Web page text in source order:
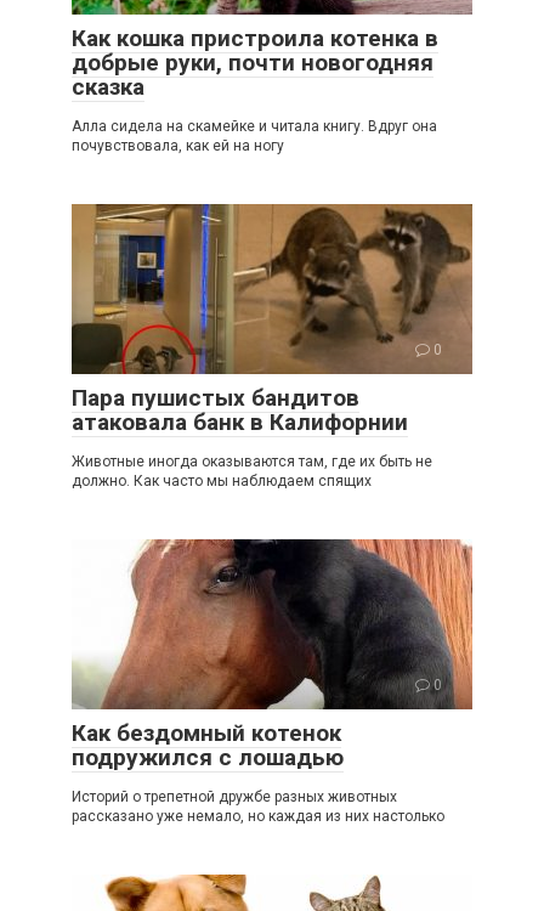
Как кошка пристроила котенка в
добрые руки, почти новогодняя
сказка
Алла сидела на скамейке и читала книгу. Вдруг она
почувствовала, как ей на ногу
0
Пара пушистых бандитов
атаковала банк в Калифорнии
Животные иногда оказываются там, где их быть не
должно. Как часто мы наблюдаем спящих
0
Как бездомный котенок
подружился с лошадью
Историй о трепетной дружбе разных животных
рассказано уже немало, но каждая из них настолько